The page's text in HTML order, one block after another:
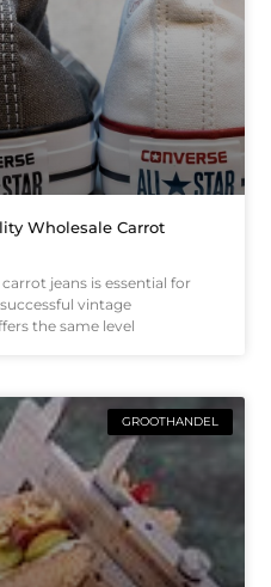
Wholesale Carrot
jeans is essential for
vintage
the same level
GROOTHANDEL